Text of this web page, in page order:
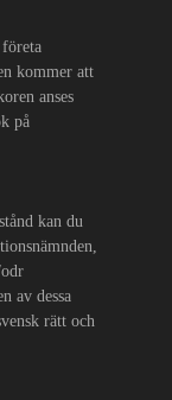
kommer att
anses
på
kan du
av dessa
rätt och